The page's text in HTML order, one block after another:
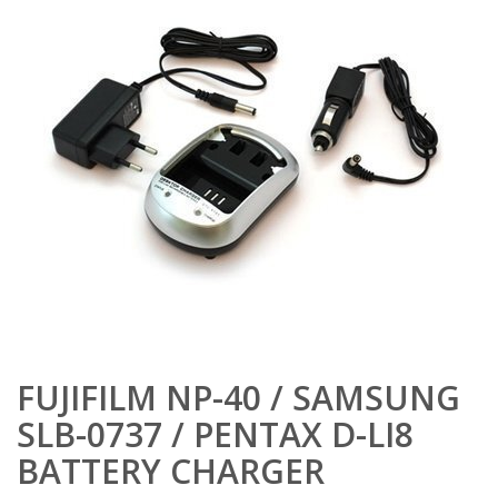
FUJIFILM NP-40 / SAMSUNG
SLB-0737 / PENTAX D-LI8
BATTERY CHARGER